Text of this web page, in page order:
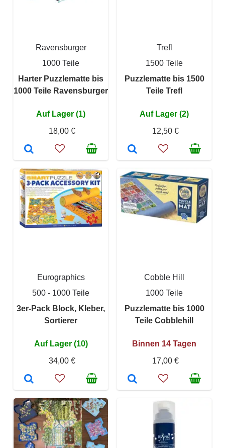
Ravensburger
1000 Teile
Harter Puzzlematte bis
1000 Teile Ravensburger
Auf Lager (1)
18,00 €
Trefl
1500 Teile
Puzzlematte bis 1500
Teile Trefl
Auf Lager (2)
12,50 €
Eurographics
500 - 1000 Teile
3er-Pack Block, Kleber,
Sortierer
Auf Lager (10)
34,00 €
Cobble Hill
1000 Teile
Puzzlematte bis 1000
Teile Cobblehill
Binnen 14 Tagen
17,00 €